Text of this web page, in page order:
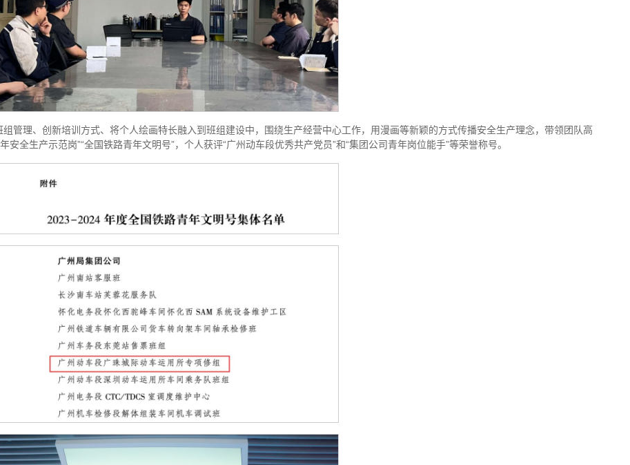
管理、创新培训方式、将个人绘画特长融入到班组建设中，围绕生产经营中心工作，用漫画等新颖的方式传播安全生产理念，带领团队高
全生产示范岗”“全国铁路青年文明号”，个人获评“广州动车段优秀共产党员”和“集团公司青年岗位能手”等荣誉称号。